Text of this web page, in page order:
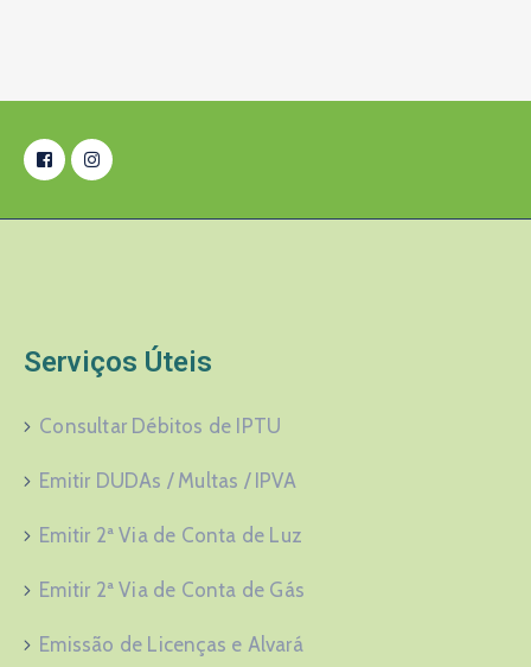
Serviços Úteis
Consultar Débitos de IPTU
Emitir DUDAs / Multas / IPVA
Emitir 2ª Via de Conta de Luz
Emitir 2ª Via de Conta de Gás
Emissão de Licenças e Alvará